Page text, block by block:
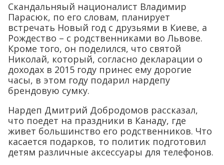
Скандальняый националист Владимир
Парасюк, по его словам, планирует
встречать Новый год с друзьями в Киеве, а
Рождество – с родственниками во Львове.
Кроме того, он поделился, что святой
Николай, который, согласно декларации о
доходах в 2015 году принес ему дорогие
часы, в этом году подарил нардепу
брендовую сумку.
Нардеп Дмитрий Добродомов рассказал,
что поедет на праздники в Канаду, где
живет большинство его родственников. Что
касается подарков, то политик подготовил
детям различные аксессуары для телефонов.